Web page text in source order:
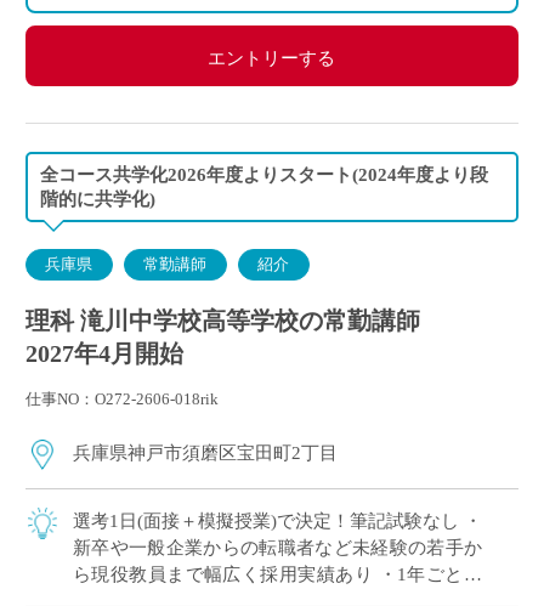
エントリーする
全コース共学化2026年度よりスタート(2024年度より段
階的に共学化)
兵庫県 常勤講師 紹介
理科 滝川中学校高等学校の常勤講師
2027年4月開始
仕事NO：O272-2606-018rik
兵庫県神戸市須磨区宝田町2丁目
選考1日(面接＋模擬授業)で決定！筆記試験なし ・
新卒や一般企業からの転職者など未経験の若手か
ら現役教員まで幅広く採用実績あり ・1年ごとに